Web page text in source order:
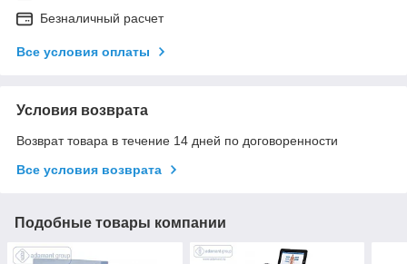
Безналичный расчет
Все условия оплаты
Условия возврата
Возврат товара в течение 14 дней по договоренности
Все условия возврата
Подобные товары компании